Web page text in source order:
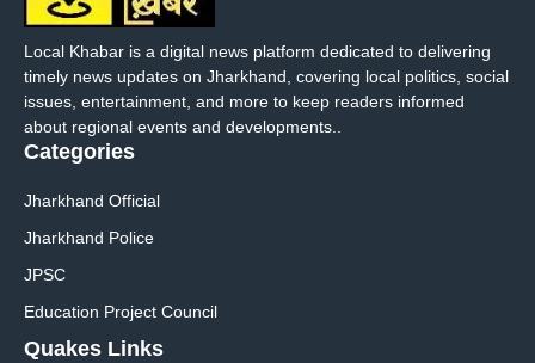
Local Khabar is a digital news platform dedicated to delivering
timely news updates on Jharkhand, covering local politics, social
issues, entertainment, and more to keep readers informed
about regional events and developments..
Categories
Jharkhand Official
Jharkhand Police
JPSC
Education Project Council
Quakes Links